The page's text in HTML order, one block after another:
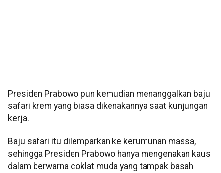
Presiden Prabowo pun kemudian menanggalkan baju
safari krem yang biasa dikenakannya saat kunjungan
kerja.
Baju safari itu dilemparkan ke kerumunan massa,
sehingga Presiden Prabowo hanya mengenakan kaus
dalam berwarna coklat muda yang tampak basah